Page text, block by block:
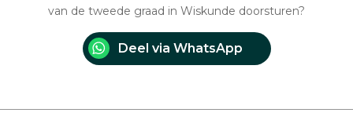
van de tweede graad in Wiskunde doorsturen?
Deel via WhatsApp